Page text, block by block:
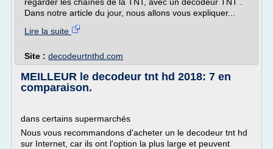
Dans notre article du jour, nous allons vous expliquer...
Lire la suite
Site : decodeurtnthd.com
MEILLEUR le decodeur tnt hd 2018: 7 en
comparaison.
dans certains supermarchés
Nous vous recommandons d'acheter un le decodeur tnt hd
sur Internet, car ils ont l'option la plus large et peuvent